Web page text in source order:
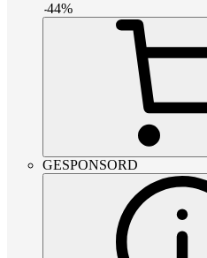
-44%
GESPONSORD